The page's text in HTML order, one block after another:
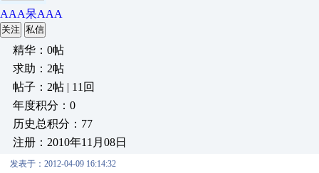
AAA呆AAA
关注 私信
精华：0帖
求助：2帖
帖子：2帖 | 11回
年度积分：0
历史总积分：77
注册：2010年11月08日
发表于：2012-04-09 16:14:32